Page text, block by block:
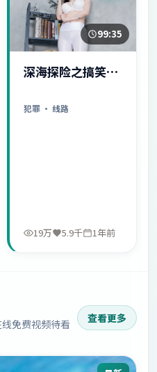
99:35
深海探险之搞笑日
犯罪 · 线路
19万 5.9千 1年前
免费视频待看
查看更多